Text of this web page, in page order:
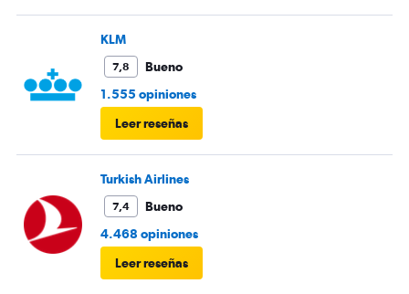
KLM
7,8
Bueno
1.555 opiniones
Leer reseñas
Turkish Airlines
7,4
Bueno
4.468 opiniones
Leer reseñas